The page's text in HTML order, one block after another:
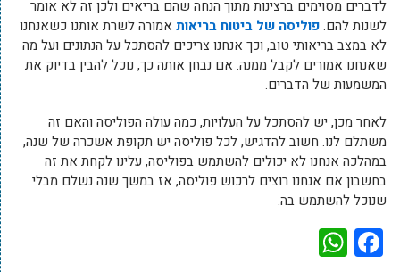
לדברים מסוימים ברצינות מתוך הנחה שהם בריאים ולכן זה לא אומר
לשנות להם.פוליסה של ביטוח בריאות אמורה לשרת אותנו כשאנחנו
לא במצב בריאותי טוב, וכך אנחנו צריכים להסתכל על הנתונים ועל מה
שאנחנו אמורים לקבל ממנה. אם נבחן אותה כך, נוכל להבין בדיוק את
המשמעות של הדברים.
לאחר מכן, יש להסתכל על העלויות, כמה עולה הפוליסה והאם זה
משתלם לנו. חשוב להדגיש, לכל פוליסה יש תקופת אשכרה של שנה,
במהלכה אנחנו לא יכולים להשתמש בפוליסה, עלינו לקחת את זה
בחשבון אם אנחנו רוצים לרכוש פוליסה, אז במשך שנה נשלם מבלי
שנוכל להשתמש בה.
Facebook